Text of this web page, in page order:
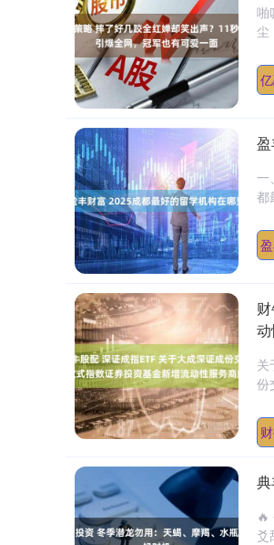
啪
尘
一
都
关
份
爻
1.02% 深证成指